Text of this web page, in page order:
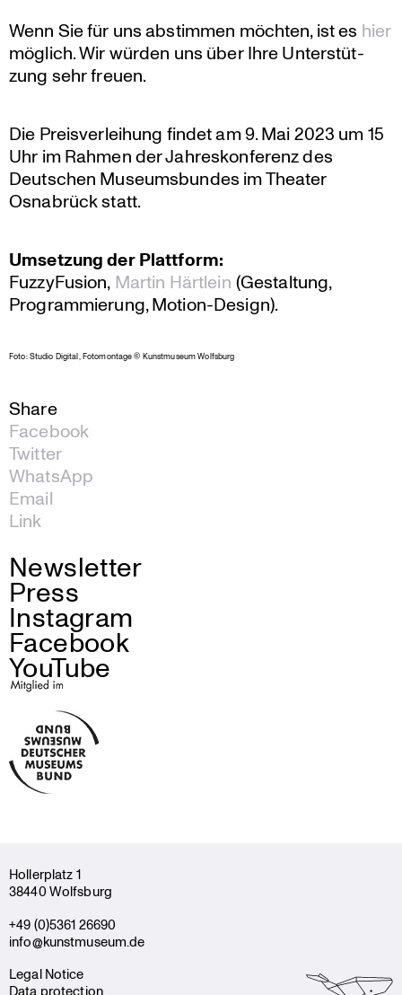
Wenn Sie für uns abstimmen möchten, ist es hier
möglich. Wir würden uns über Ihre Unter­stüt­
zung sehr freuen.
Die Preis­ver­lei­hung findet am 9. Mai 2023 um 15
Uhr im Rahmen der Jahres­kon­fe­renz des
Deutschen Museums­bundes im Theater
Osnabrück statt.
Umsetzung der Plattform:
Fuzzy­Fu­sion, Martin Härtlein (Gestal­tung,
Program­mie­rung, Motion-Design).
Foto: Studio Digital, Fotomon­tage © Kunst­mu­seum Wolfsburg
Share
Facebook
Twitter
WhatsApp
Email
Link
Newsletter
Press
Instagram
Facebook
YouTube
Holler­platz 1
38440 Wolfsburg
+49 (0)5361 26690
info@kunstmuseum.de
Legal Notice
Data protection